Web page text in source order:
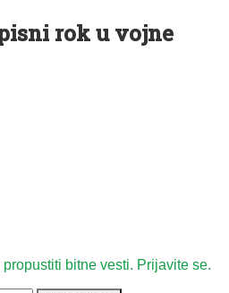
rok u vojne
bitne vesti. Prijavite se.